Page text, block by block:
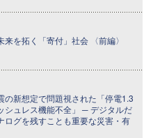
来を拓く「寄付」社会 〈前編〉
の新想定で問題視された「停電1.3
シュレス機能不全」 ─ デジタルだ
ログを残すことも重要な災害・有